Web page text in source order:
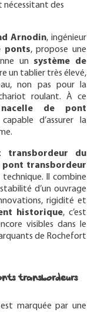
nécessitant des
Arnodin, ingénieur
ponts, propose une
un système de
un tablier très élevé,
non pas pour la
roulant. À ce
nacelle de pont
d’assurer la
transbordeur du
pont transbordeur
Il combine
d’un ouvrage
rigidité et
historique, c’est
visibles dans le
de Rochefort
transbordeurs
est marquée par une